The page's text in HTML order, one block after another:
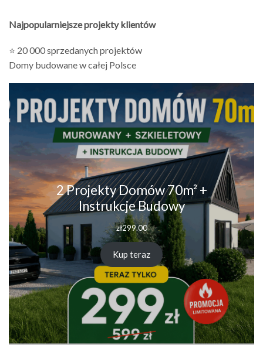
Najpopularniejsze projekty klientów
⭐ 20 000 sprzedanych projektów
Domy budowane w całej Polsce
2 Projekty Domów 70m² +
Instrukcje Budowy
zł299.00
Kup teraz